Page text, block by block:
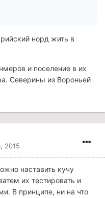
норд жить в
и поселение в их
Северины из Вороньей
2015
наставить кучу
их тестировать и
В принципе, ни на что